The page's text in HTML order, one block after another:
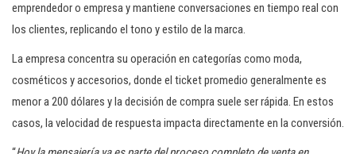
emprendedor o empresa y mantiene conversaciones en tiempo real con
los clientes, replicando el tono y estilo de la marca.
La empresa concentra su operación en categorías como moda,
cosméticos y accesorios, donde el ticket promedio generalmente es
menor a 200 dólares y la decisión de compra suele ser rápida. En estos
casos, la velocidad de respuesta impacta directamente en la conversión.